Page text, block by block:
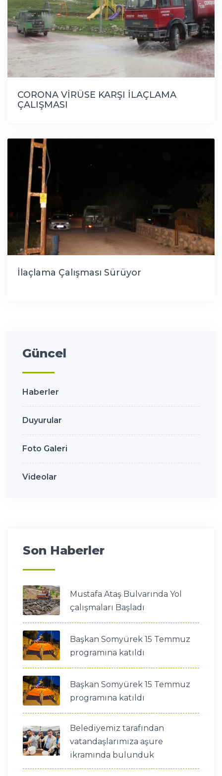
CORONA VİRÜSE KARŞI İLAÇLAMA
ÇALIŞMASI
İlaçlama Çalışması Sürüyor
Güncel
Haberler
Duyurular
Foto Galeri
Videolar
Son Haberler
Mustafa Ataş Bulvarında Yol
çalışmaları Başladı
Başkan Somyürek 15 Temmuz
programına katıldı
Başkan Somyürek 15 Temmuz
programına katıldı
Belediyemiz tarafından
vatandaşlarımıza aşure
ikramında bulunduk